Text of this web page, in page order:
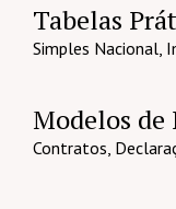
Tabelas
Simples Nacional,
Modelos de
Contratos,